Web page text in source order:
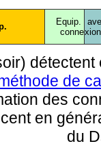
Equip.
conne
de
des
en
du